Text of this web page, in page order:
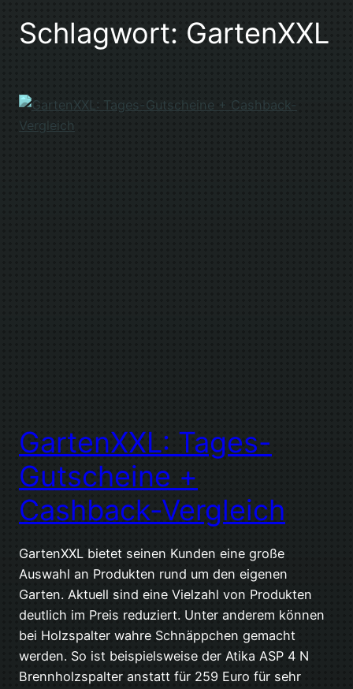
Schlagwort: GartenXXL
GartenXXL: Tages-
Gutscheine +
Cashback-Vergleich
GartenXXL bietet seinen Kunden eine große
Auswahl an Produkten rund um den eigenen
Garten. Aktuell sind eine Vielzahl von Produkten
deutlich im Preis reduziert. Unter anderem können
bei Holzspalter wahre Schnäppchen gemacht
werden. So ist beispielsweise der Atika ASP 4 N
Brennholzspalter anstatt für 259 Euro für sehr